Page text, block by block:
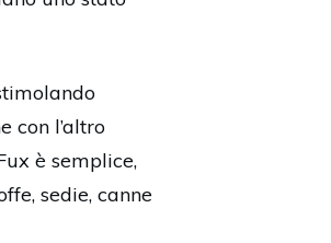
con l’altro
è semplice,
sedie, canne